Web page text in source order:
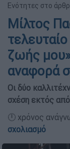
Ενότητες στο
Μίλτος
ζωής
αναφορά
Οι δύο
σχέση εκτός
🕛 χρόνος
σχολιασμό